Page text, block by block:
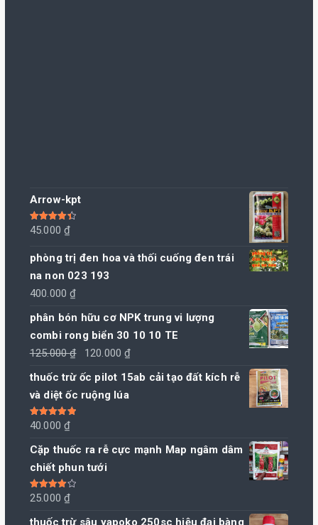
Arrow-kpt
Được xếp
hạng 4.50
45.000₫
phòng trị đen hoa và thối cuống đen trái
na non 023 193
400.000₫
phân bón hữu cơ NPK trung vi lượng
combi rong biển 30 10 10 TE
125.000₫
Giá
gốc
120.000₫
hiện
thuốc trừ ốc pilot 15ab cải tạo đất kích rễ
và diệt ốc ruộng lúa
Được xếp
5.005
40.000₫
Cặp thuốc ra rễ cực mạnh Map ngâm dâm
chiết phun tưới
Được xếp
4.00
25.000₫